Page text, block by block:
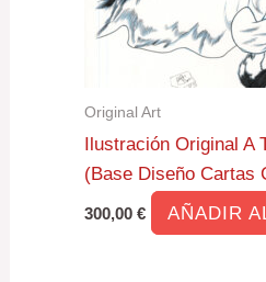
Original Art
Ilustración Original
(Base Diseño Cartas
300,00€ AÑADIR